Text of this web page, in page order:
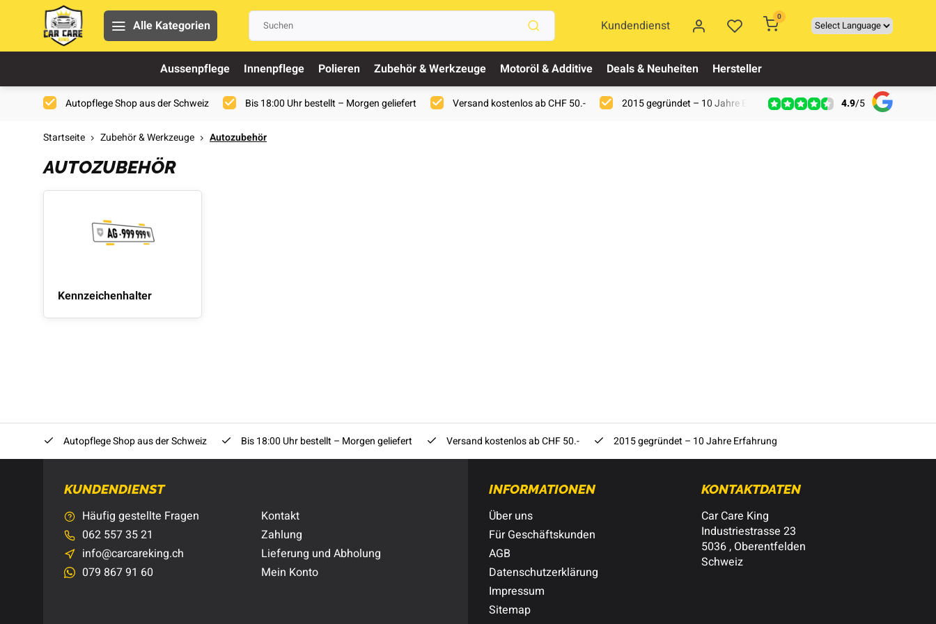
Alle Kategorien Kundendienst
0
Aussenpflege Innenpflege Polieren Zubehör & Werkzeuge Motoröl & Additive Deals & Neuheiten Hersteller
Autopflege Shop aus der Schweiz Bis 18:00 Uhr bestellt – Morgen geliefert Versand kostenlos ab CHF 50.- 2015 gegründet – 10 Jahre Erfahrung 4.9/5
Startseite Zubehör & Werkzeuge Autozubehör
AUTOZUBEHÖR
Kennzeichenhalter
Autopflege Shop aus der Schweiz Bis 18:00 Uhr bestellt – Morgen geliefert Versand kostenlos ab CHF 50.- 2015 gegründet – 10 Jahre Erfahrung
KUNDENDIENST
Häufig gestellte Fragen
062 557 35 21
info@carcareking.ch
079 867 91 60
Kontakt
Zahlung
Lieferung und Abholung
Mein Konto
INFORMATIONEN
Über uns
Für Geschäftskunden
AGB
Datenschutzerklärung
Impressum
Sitemap
KONTAKTDATEN
Car Care King
Industriestrasse 23
5036 , Oberentfelden
Schweiz